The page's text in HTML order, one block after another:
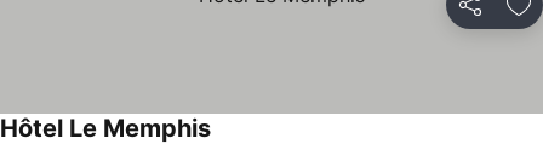
Hôtel Le Memphis